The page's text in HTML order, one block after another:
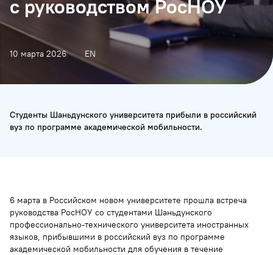
с руководством РосНОУ
10 марта 2026 EN
Студенты Шаньдунского университета прибыли в российский
вуз по программе академической мобильности.
6 марта в Российском новом университете прошла встреча
руководства РосНОУ со студентами Шаньдунского
профессионально-технического университета иностранных
языков, прибывшими в российский вуз по программе
академической мобильности для обучения в течение